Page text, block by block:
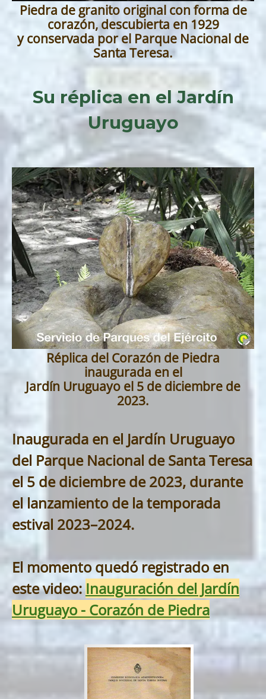
Piedra de granito original con forma de
corazón, descubierta en 1929
y conservada por el Parque Nacional de
Santa Teresa.
Su réplica en el Jardín
Uruguayo
Réplica del Corazón de Piedra
inaugurada en el
Jardín Uruguayo el 5 de diciembre de
2023.
Inaugurada en el Jardín Uruguayo
del Parque Nacional de Santa Teresa
el 5 de diciembre de 2023, durante
el lanzamiento de la temporada
estival 2023–2024.
El momento quedó registrado en
este video: Inauguración del Jardín
Uruguayo - Corazón de Piedra